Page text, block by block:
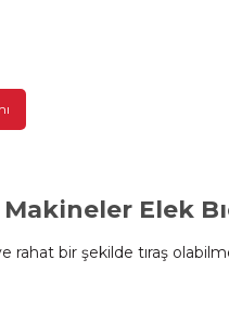
Makineler Elek
rahat bir şekilde tıraş